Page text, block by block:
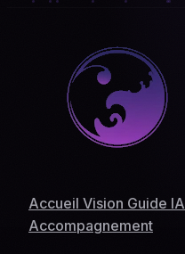
Accueil Vision Guide IA
Accompagnement